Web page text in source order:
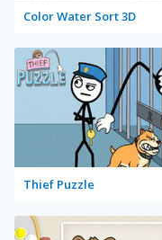
Color Water Sort 3D
Thief Puzzle